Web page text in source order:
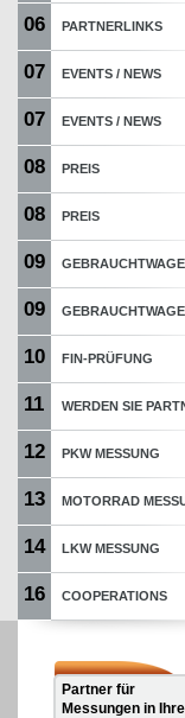
06 PARTNERLINKS
07 EVENTS / NEWS
07 EVENTS / NEWS
08 PREIS
08 PREIS
09
09
10 FIN-PRÜFUNG
11 WERDEN SIE
12 PKW MESSUNG
13 MOTORRAD
14 LKW MESSUNG
16 COOPERATIONS
Partner für
Messungen in